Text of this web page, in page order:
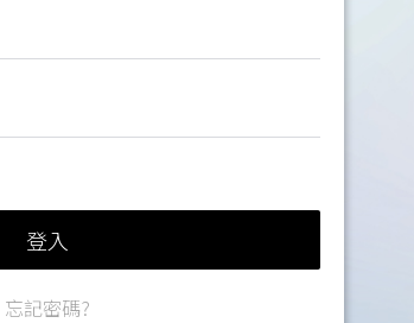
登入
忘記密碼?